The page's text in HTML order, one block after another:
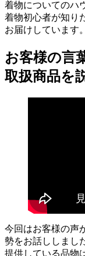
着物についてのハ
着物初心者が知り
お届けしています。
お客様の言
取扱商品を
今回はお客様の声
勢をお話ししまし
提供している品物